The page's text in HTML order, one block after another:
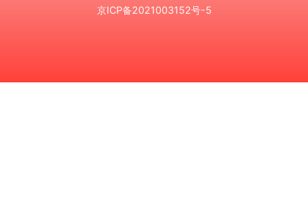
京ICP备2021003152号-5